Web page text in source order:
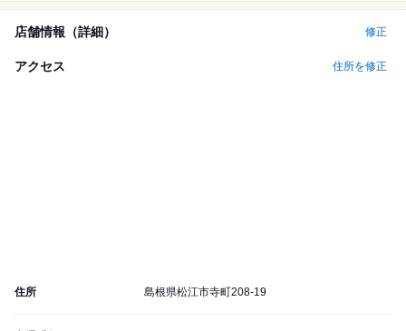
店舗情報（詳細） 修正
アクセス 住所を修正
住所 島根県松江市寺町208-19